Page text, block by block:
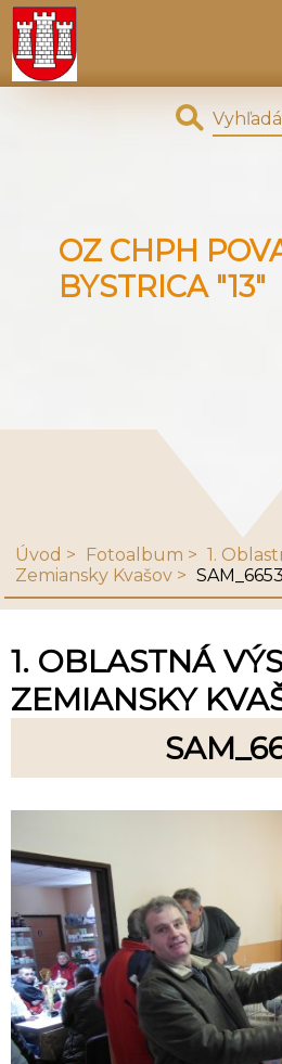
OZ CHPH
BYSTRICA "13"
Úvod Fotoalbum
1.
Zemiansky Kvašov
SAM_6653
1. OBLASTNÁ
ZEMIANSKY